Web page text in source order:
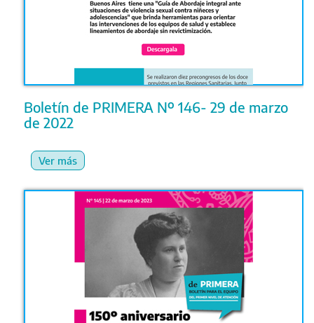
Boletín de PRIMERA Nº 146- 29 de marzo
de 2022
Ver más